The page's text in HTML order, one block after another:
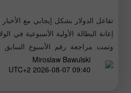
تفاعل الدولار بشكل إيجابي مع
197,000
Miroslaw Bawulski
09:40 2026-08-07 UTC+2